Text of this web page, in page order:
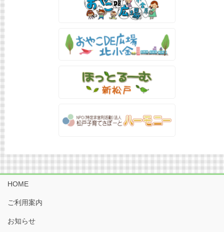
HOME
ご利用案内
お知らせ